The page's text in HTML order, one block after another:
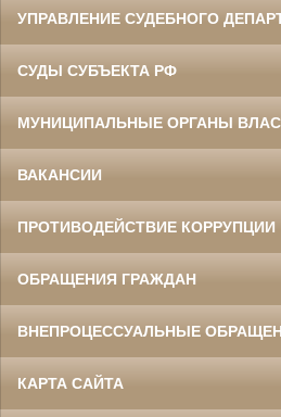
УПРАВЛЕНИЕ СУДЕБНОГО
СУДЫ СУБЪЕКТА РФ
МУНИЦИПАЛЬНЫЕ ОРГАНЫ
ВАКАНСИИ
ПРОТИВОДЕЙСТВИЕ КОРРУПЦИИ
ОБРАЩЕНИЯ ГРАЖДАН
ВНЕПРОЦЕССУАЛЬНЫЕ
КАРТА САЙТА